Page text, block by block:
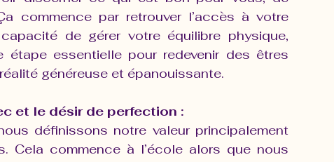
commence par retrouver l’accès à votre
de gérer votre équilibre physique,
étape essentielle pour redevenir des êtres
généreuse et épanouissante.
et le désir de perfection :
définissons notre valeur principalement
Cela commence à l’école alors que nous